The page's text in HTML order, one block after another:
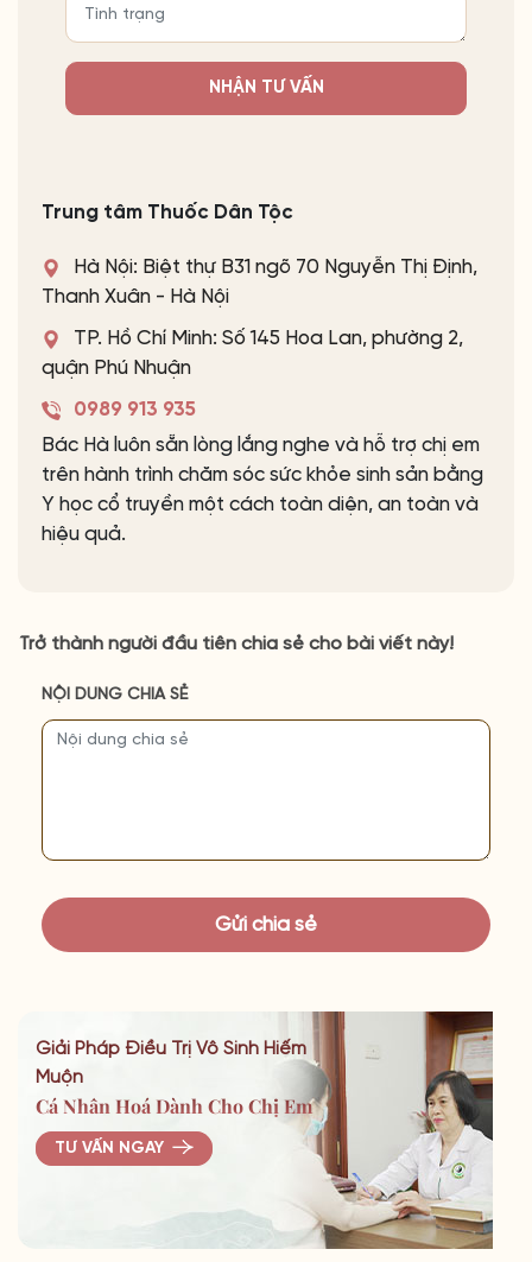
NHẬN TƯ VẤN
Trung tâm Thuốc Dân Tộc
Hà Nội: Biệt thự B31 ngõ 70 Nguyễn Thị Định,
Thanh Xuân - Hà Nội
TP. Hồ Chí Minh: Số 145 Hoa Lan, phường 2,
quận Phú Nhuận
0989 913 935
Bác Hà luôn sẵn lòng lắng nghe và hỗ trợ chị em
trên hành trình chăm sóc sức khỏe sinh sản bằng
Y học cổ truyền một cách toàn diện, an toàn và
hiệu quả.
Trở thành người đầu tiên chia sẻ cho bài viết này!
NỘI DUNG CHIA SẺ
Giải Pháp Điều Trị Vô Sinh Hiếm
Muộn
Cá Nhân Hoá Dành Cho Chị Em
TƯ VẤN NGAY